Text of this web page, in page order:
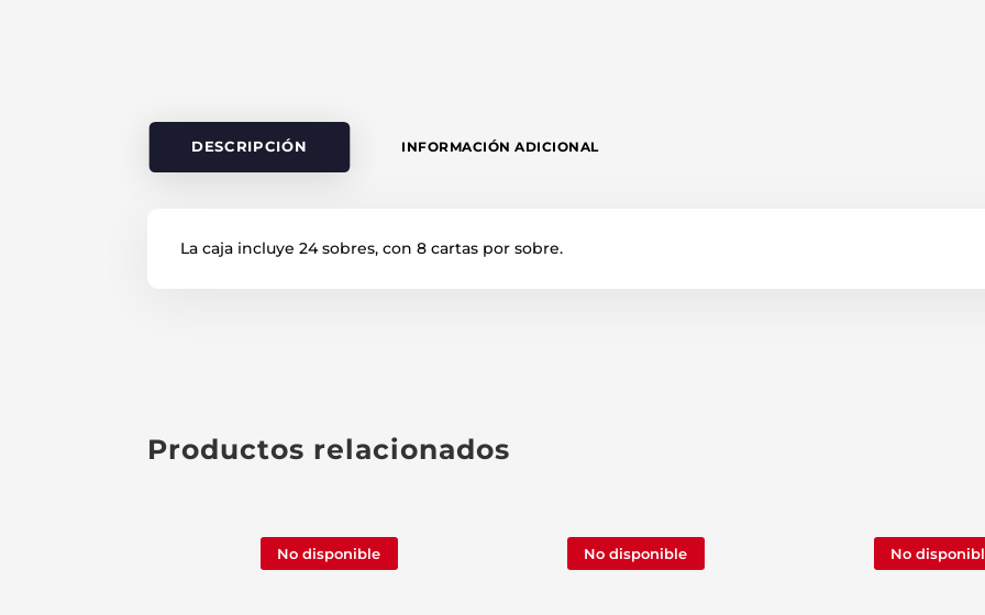
DESCRIPCIÓN INFORMACIÓN ADICIONAL
La caja incluye 24 sobres, con 8 cartas por sobre.
Productos relacionados
No disponible No disponible No